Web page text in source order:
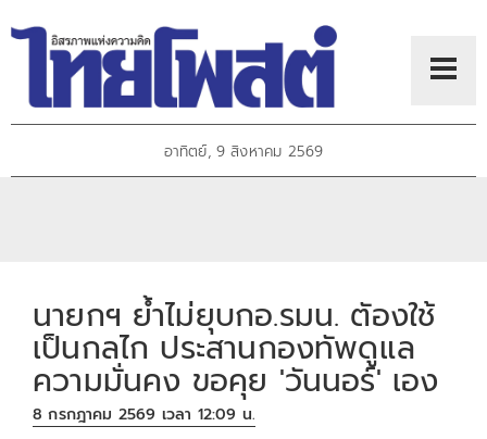
อาทิตย์, 9 สิงหาคม 2569
นายกฯ ย้ำไม่ยุบกอ.รมน. ตัองใช้
เป็นกลไก ประสานกองทัพดูแล
ความมั่นคง ขอคุย 'วันนอร์' เอง
8 กรกฎาคม 2569 เวลา 12:09 น.